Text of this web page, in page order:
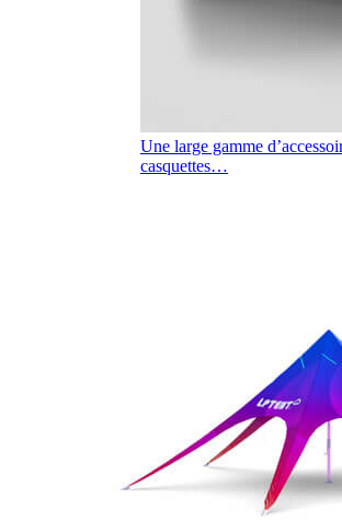
Une large gamme
casquettes…